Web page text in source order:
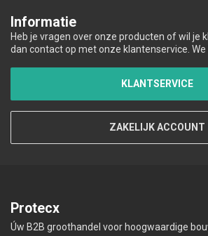
Informatie
Heb je vragen over onze producten of wil je
dan contact op met onze klantenservice. We
KLANTSERVICE
ZAKELIJK ACCOUNT
Protecx
Úw B2B groothandel voor hoogwaardige